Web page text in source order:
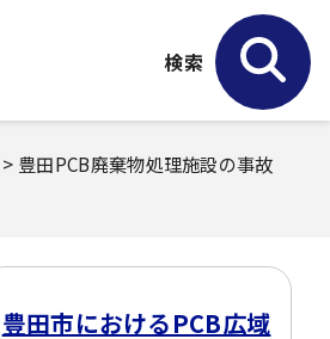
検索
> 豊田PCB廃棄物処理施設の事故
豊田市におけるPCB広域